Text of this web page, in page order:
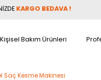
KARGO BEDAVA !
Kişisel Bakım Ürünleri
Saç Kesme Makinesi